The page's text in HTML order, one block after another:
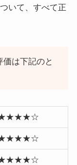
いて、すべて正
価は下記のと